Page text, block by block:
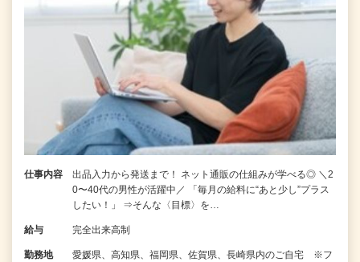
仕事内容
出品入力から発送まで！ ネット通販の仕組みが学べる◎ ＼2
0〜40代の男性が活躍中／ 「毎月の給料に“あと少し”プラス
したい！」 ⇒そんな〈目標〉を…
給与 完全出来高制
勤務地 愛媛県、高知県、福岡県、佐賀県、長崎県内のご自宅 ※フ